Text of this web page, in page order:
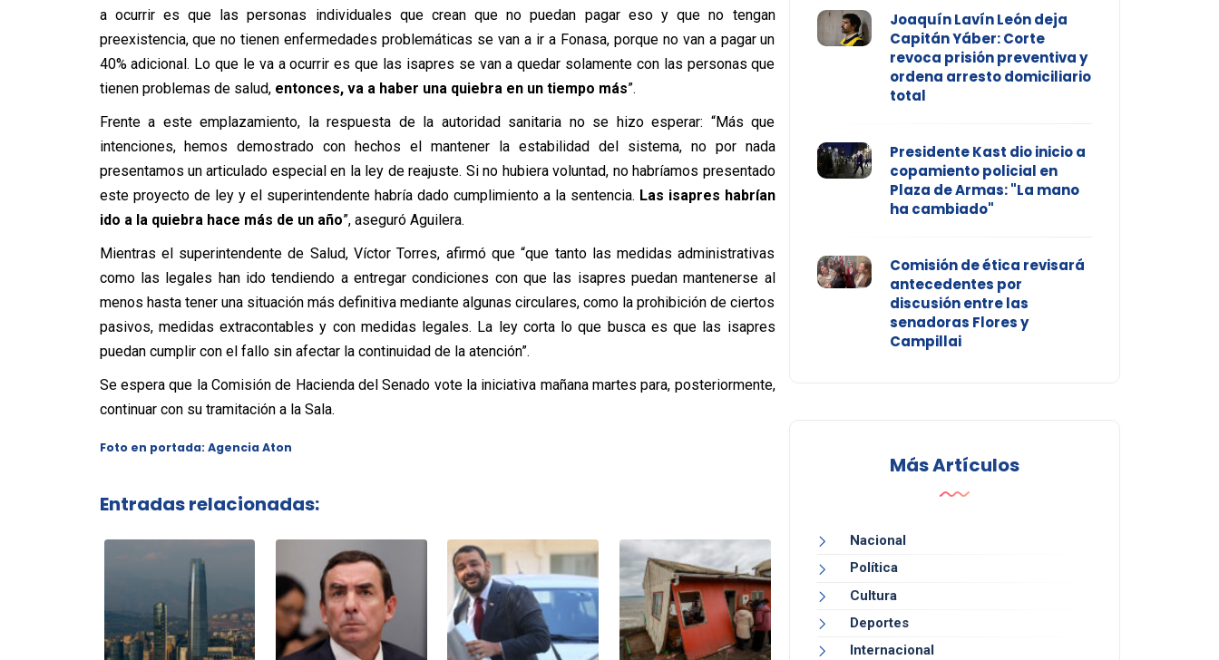
a ocurrir es que las personas individuales que crean que no puedan pagar eso y que no tengan
preexistencia, que no tienen enfermedades problemáticas se van a ir a Fonasa, porque no van a pagar un
40% adicional. Lo que le va a ocurrir es que las isapres se van a quedar solamente con las personas que
tienen problemas de salud,entonces, va a haber una quiebra en un tiempo más”.
Frente a este emplazamiento, la respuesta de la autoridad sanitaria no se hizo esperar: “Más que
intenciones, hemos demostrado con hechos el mantener la estabilidad del sistema, no por nada
presentamos un articulado especial en la ley de reajuste. Si no hubiera voluntad, no habríamos presentado
este proyecto de ley y el superintendente habría dado cumplimiento a la sentencia. Las isapres habrían
ido a la quiebra hace más de un año”, aseguró Aguilera.
Mientras el superintendente de Salud, Víctor Torres, afirmó que “que tanto las medidas administrativas
como las legales han ido tendiendo a entregar condiciones con que las isapres puedan mantenerse al
menos hasta tener una situación más definitiva mediante algunas circulares, como la prohibición de ciertos
pasivos, medidas extracontables y con medidas legales. La ley corta lo que busca es que las isapres
puedan cumplir con el fallo sin afectar la continuidad de la atención”.
Se espera que la Comisión de Hacienda del Senado vote la iniciativa mañana martes para, posteriormente,
continuar con su tramitación a la Sala.
Foto en portada: Agencia Aton
Entradas relacionadas:
Joaquín Lavín León deja
Capitán Yáber: Corte
revoca prisión preventiva y
ordena arresto domiciliario
total
Presidente Kast dio inicio a
copamiento policial en
Plaza de Armas: "La mano
ha cambiado"
Comisión de ética revisará
antecedentes por
discusión entre las
senadoras Flores y
Campillai
Más Artículos
Nacional
Política
Cultura
Deportes
Internacional